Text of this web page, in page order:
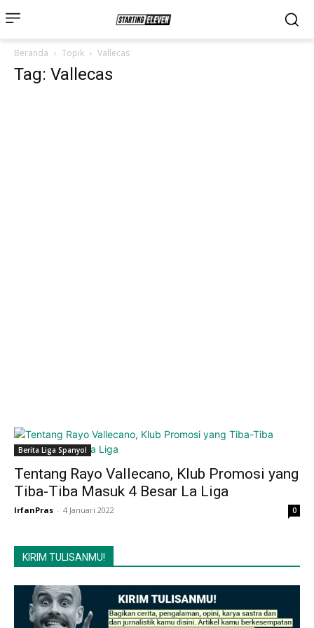
Beranda Topik Vallecas
Tag: Vallecas
Berita Liga Spanyol
Tentang Rayo Vallecano, Klub Promosi yang
Tiba-Tiba Masuk 4 Besar La Liga
IrfanPras - 4 Januari 2022 0
KIRIM TULISANMU!